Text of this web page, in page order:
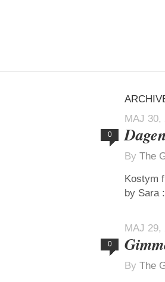
MAJ 30,
0
By The
Kostym
by Sara
MAJ 29,
0
By The